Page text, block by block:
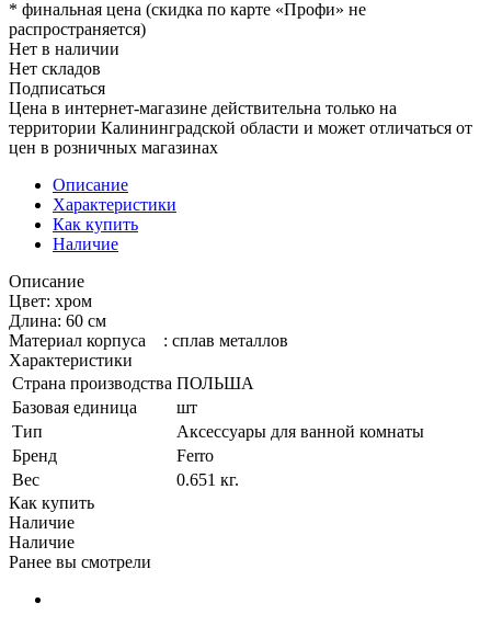
* финальная цена (скидка по карте «Профи» не
распространяется)
Нет в наличии
Нет складов
Подписаться
Цена в интернет-магазине действительна только на
территории Калининградской области и может отличаться от
цен в розничных магазинах
Описание
Характеристики
Как купить
Наличие
Описание
Цвет: хром
Длина: 60 см
Материал корпуса : сплав металлов
Характеристики
Страна производства ПОЛЬША
Базовая единица
шт
Тип
Аксессуары для ванной комнаты
Бренд
Ferro
Вес
0.651 кг.
Как купить
Наличие
Наличие
Ранее вы смотрели